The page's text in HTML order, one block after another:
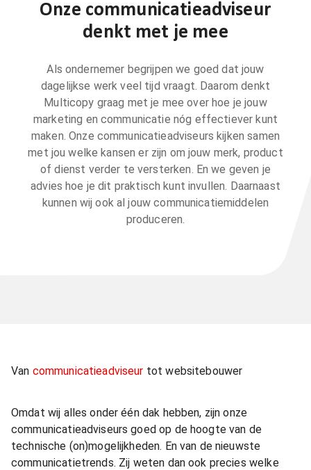
Onze communicatieadviseur
denkt met je mee
Als ondernemer begrijpen we goed dat jouw
dagelijkse werk veel tijd vraagt. Daarom denkt
Multicopy graag met je mee over hoe je jouw
marketing en communicatie nóg effectiever kunt
maken. Onze communicatieadviseurs kijken samen
met jou welke kansen er zijn om jouw merk, product
of dienst verder te versterken. En we geven je
advies hoe je dit praktisch kunt invullen. Daarnaast
kunnen wij ook al jouw communicatiemiddelen
produceren.
Van communicatieadviseur tot websitebouwer
Omdat wij alles onder één dak hebben, zijn onze
communicatieadviseurs goed op de hoogte van de
technische (on)mogelijkheden. En van de nieuwste
communicatietrends. Zij weten dan ook precies welke